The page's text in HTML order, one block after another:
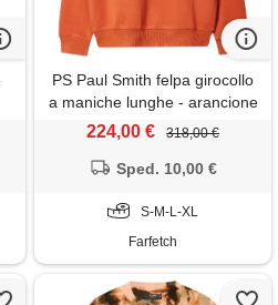
PS Paul Smith felpa girocollo
a maniche lunghe - arancione
224,00 € 318,00 €
Sped. 10,00 €
S-M-L-XL
Farfetch